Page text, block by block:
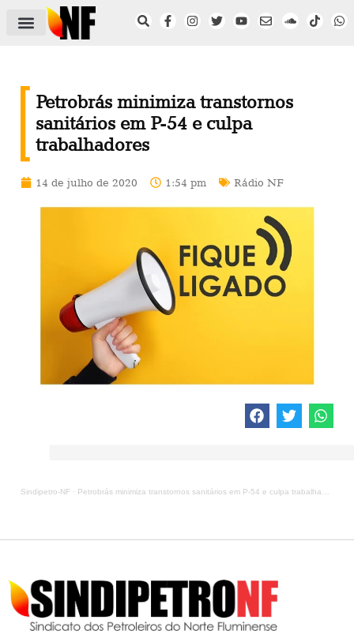
Petrobrás minimiza transtornos
sanitários em P-54 e culpa
trabalhadores
14 de julho de 2020 1:54 pm Rádio NF
Sindipetro-NF · Petrobrás minimiza transtornos sanitários em P-54 e culpa trabalhadores